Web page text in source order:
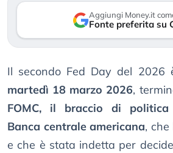
Aggiungi Money.it
Fonte preferita su
Il secondo Fed Day del 2026
martedì 18 marzo 2026,
FOMC, il braccio di
Banca centrale americana,
e che è stata indetta per